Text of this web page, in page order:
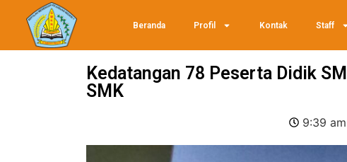
Beranda Profil Kontak Staff
Kedatangan 78 Peserta Didik
SMK
9:39 am